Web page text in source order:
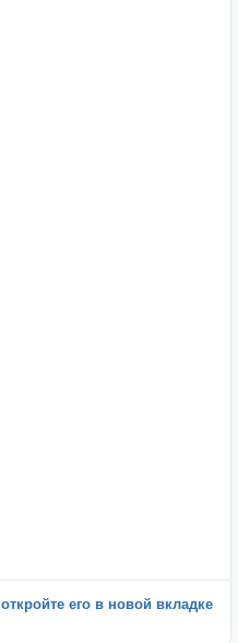
откройте его в новой вкладке